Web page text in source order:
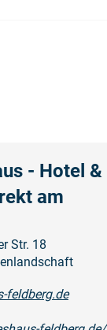
- Hotel &
am
Str. 18
feldberg.de